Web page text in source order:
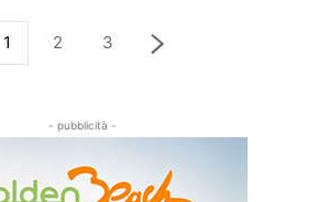
1 2 3
- pubblicità -